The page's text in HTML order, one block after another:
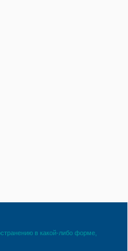
в какой-либо форме,